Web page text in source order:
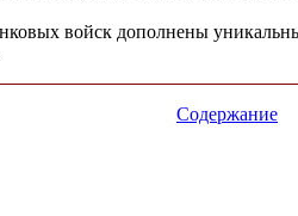
войск дополнены
Содержание